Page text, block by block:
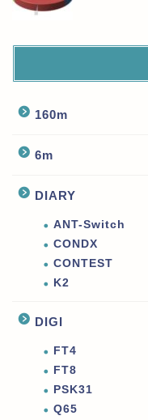
160m
6m
DIARY
ANT-Switch
CONDX
CONTEST
K2
DIGI
FT4
FT8
PSK31
Q65